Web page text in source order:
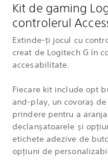
Kit de gaming
controlerul
Extinde-ți jocul cu
creat de Logitech G în
accesabilitate.
Fiecare kit include opt
and-play, un covoraș
prindere pentru a
declanșatoarele și
etichete adezive de
opțiuni de